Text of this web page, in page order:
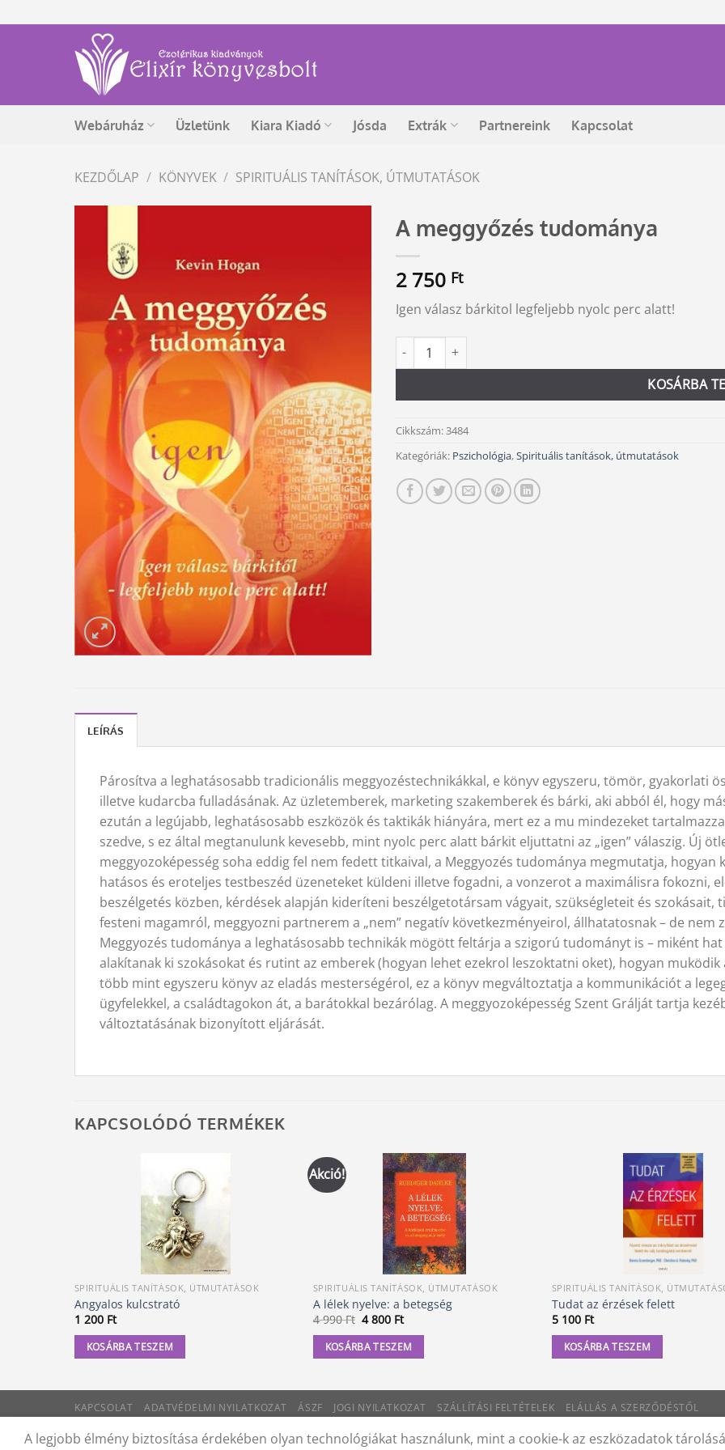
to
Webáruház Üzletünk Kiara Kiadó Jósda Extrák Partnereink Kapcsolat
KEZDŐLAP / KÖNYVEK / SPIRITUÁLIS TANÍTÁSOK, ÚTMUTATÁSOK
A meggyőzés tudománya
2 750 Ft
Igen válasz bárkitol legfeljebb nyolc perc alatt!
A meggyőzés tudománya mennyiség
KOSÁRBA
Alternative:
Cikkszám:3484
Kategóriák: Pszichológia,Spirituális tanítások, útmutatások
LEÍRÁS
Párosítva a leghatásosabb tradicionális meggyozéstechnikákkal, e könyv egyszeru, tömör, gyakorlati
illetve kudarcba fulladásának. Az üzletemberek, marketing szakemberek és bárki, aki abból él, hogy
ezután a legújabb, leghatásosabb eszközök és taktikák hiányára, mert ez a mu mindezeket
szedve, s ez által megtanulunk kevesebb, mint nyolc perc alatt bárkit eljuttatni az „igen” válaszig. Új
meggyozoképesség soha eddig fel nem fedett titkaival, a Meggyozés tudománya megmutatja, hogyan
hatásos és eroteljes testbeszéd üzeneteket küldeni illetve fogadni, a vonzerot a maximálisra fokozni,
beszélgetés közben, kérdések alapján kideríteni beszélgetotársam vágyait, szükségleteit és szokásait,
festeni magamról, meggyozni partnerem a „nem” negatív következményeirol, állhatatosnak – de nem
Meggyozés tudománya a leghatásosabb technikák mögött feltárja a szigorú tudományt is – miként
alakítanak ki szokásokat és rutint az emberek (hogyan lehet ezekrol leszoktatni oket), hogyan
több mint egyszeru könyv az eladás mesterségérol, ez a könyv megváltoztatja a kommunikációt a
ügyfelekkel, a családtagokon át, a barátokkal bezárólag. A meggyozoképesség Szent Grálját tartja
változtatásának bizonyított eljárását.
KAPCSOLÓDÓ TERMÉKEK
SPIRITUÁLIS TANÍTÁSOK, ÚTMUTATÁSOK
Angyalos kulcstrató
1 200 Ft
KOSÁRBA TESZEM
Akció!
SPIRITUÁLIS TANÍTÁSOK, ÚTMUTATÁSOK
A lélek nyelve: a betegség
4 990Ft Original
was:
4
4 800 FtCurrent
is:
4
KOSÁRBA TESZEM
SPIRITUÁLIS TANÍTÁSOK,
Tudat az érzések felett
5 100 Ft
KOSÁRBA TESZEM
KAPCSOLAT ADATVÉDELMI NYILATKOZAT ÁSZF JOGI NYILATKOZAT SZÁLLÍTÁSI FELTÉTELEK ELÁLLÁS A SZERZŐDÉSTŐL
© 2012 - 2026 Trigon 9000 Kft.
A legjobb élmény biztosítása érdekében olyan technológiákat használunk, mint a cookie-k az eszközadatok